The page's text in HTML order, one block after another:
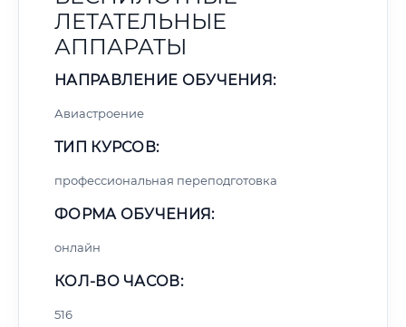
ЛЕТАТЕЛЬНЫЕ
АППАРАТЫ
НАПРАВЛЕНИЕ ОБУЧЕНИЯ:
Авиастроение
ТИП КУРСОВ:
профессиональная переподготовка
ФОРМА ОБУЧЕНИЯ:
онлайн
КОЛ-ВО ЧАСОВ:
516